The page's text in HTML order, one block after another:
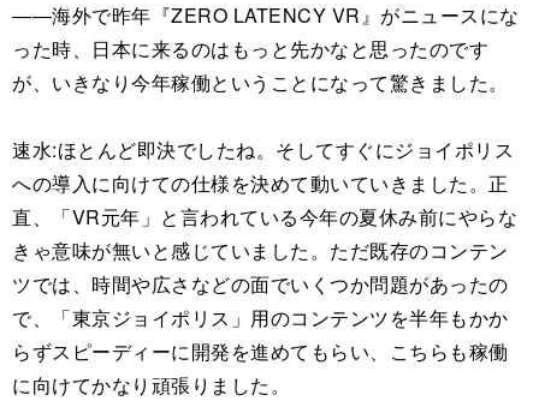
――海外で昨年『ZERO LATENCY VR』がニュースにな
った時、日本に来るのはもっと先かなと思ったのです
が、いきなり今年稼働ということになって驚きました。
速水:ほとんど即決でしたね。そしてすぐにジョイポリス
への導入に向けての仕様を決めて動いていきました。正
直、「VR元年」と言われている今年の夏休み前にやらな
きゃ意味が無いと感じていました。ただ既存のコンテン
ツでは、時間や広さなどの面でいくつか問題があったの
で、「東京ジョイポリス」用のコンテンツを半年もかか
らずスピーディーに開発を進めてもらい、こちらも稼働
に向けてかなり頑張りました。